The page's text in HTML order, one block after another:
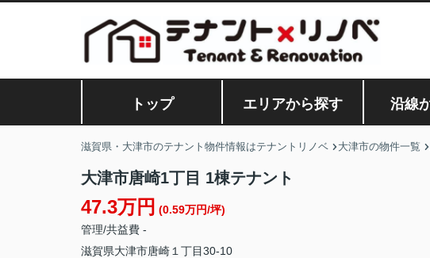
トップ エリアから探す 沿線
滋賀県・大津市のテナント物件情報はテナントリノベ 大津市の物件一覧
⼤津市唐崎1丁⽬ 1棟テナント
47.3万円 (0.59万円/坪)
管理/共益費 -
滋賀県大津市唐崎 １丁目30-10